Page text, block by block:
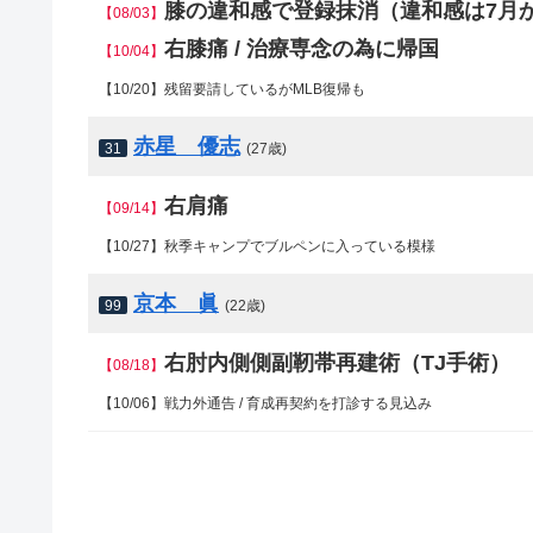
【08/03】 膝の違和感で登録抹消（違和感は7月
【10/04】 右膝痛 / 治療専念の為に帰国
【10/20】残留要請しているがMLB復帰も
31 赤星 優志 (27歳)
【09/14】 右肩痛
【10/27】秋季キャンプでブルペンに入っている模様
99 京本 眞 (22歳)
【08/18】 右肘内側側副靭帯再建術（TJ手術）
【10/06】戦力外通告 / 育成再契約を打診する見込み